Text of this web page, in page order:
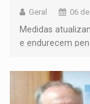
Geral 06
Medidas
e endurecem